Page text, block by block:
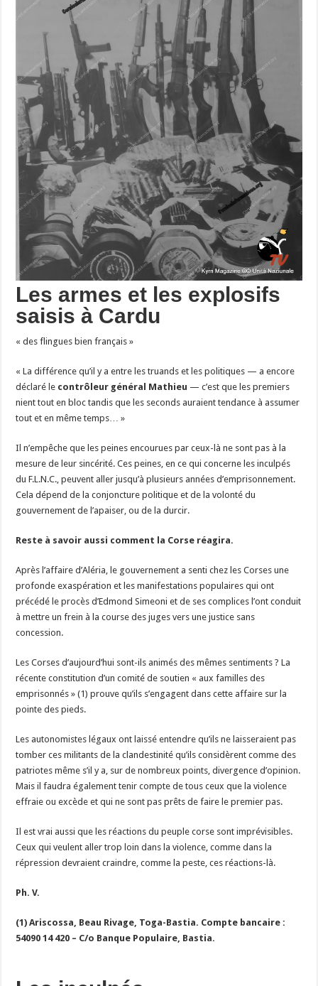
Les armes et les explosifs
saisis à Cardu
« des flingues bien français »
« La différence qu’il y a entre les truands et les politiques — a encore
déclaré le contrôleur général Mathieu — c’est que les premiers
nient tout en bloc tandis que les seconds auraient tendance à assumer
tout et en même temps… »
Il n’empêche que les peines encourues par ceux-là ne sont pas à la
mesure de leur sincérité. Ces peines, en ce qui concerne les inculpés
du F.L.N.C., peuvent aller jusqu’à plusieurs années d’emprisonnement.
Cela dépend de la conjoncture politique et de la volonté du
gouvernement de l’apaiser, ou de la durcir.
Reste à savoir aussi comment la Corse réagira.
Après l’affaire d’Aléria, le gouvernement a senti chez les Corses une
profonde exaspération et les manifestations populaires qui ont
précédé le procès d’Edmond Simeoni et de ses complices l’ont conduit
à mettre un frein à la course des juges vers une justice sans
concession.
Les Corses d’aujourd’hui sont-ils animés des mêmes sentiments ? La
récente constitution d’un comité de soutien « aux familles des
emprisonnés » (1) prouve qu’ils s’engagent dans cette affaire sur la
pointe des pieds.
Les autonomistes légaux ont laissé entendre qu’ils ne laisseraient pas
tomber ces militants de la clandestinité qu’ils considèrent comme des
patriotes même s’il y a, sur de nombreux points, divergence d’opinion.
Mais il faudra également tenir compte de tous ceux que la violence
effraie ou excède et qui ne sont pas prêts de faire le premier pas.
Il est vrai aussi que les réactions du peuple corse sont imprévisibles.
Ceux qui veulent aller trop loin dans la violence, comme dans la
répression devraient craindre, comme la peste, ces réactions-là.
Ph. V.
(1) Ariscossa, Beau Rivage, Toga-Bastia. Compte bancaire :
54090 14 420 – C/o Banque Populaire, Bastia.